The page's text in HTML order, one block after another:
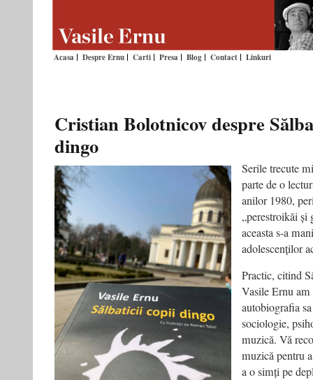
Acasa Despre Ernu Carti Presa Blog Contact Linkuri
Cristian Bolotnicov despre
dingo
Serile trecute
parte de o
anilor 1980,
„perestroikăi și
aceasta s-a
adolescenților
Practic, citind
Vasile Ernu am
autobiografia
sociologie,
muzică. Vă
muzică pentru
a o simți pe